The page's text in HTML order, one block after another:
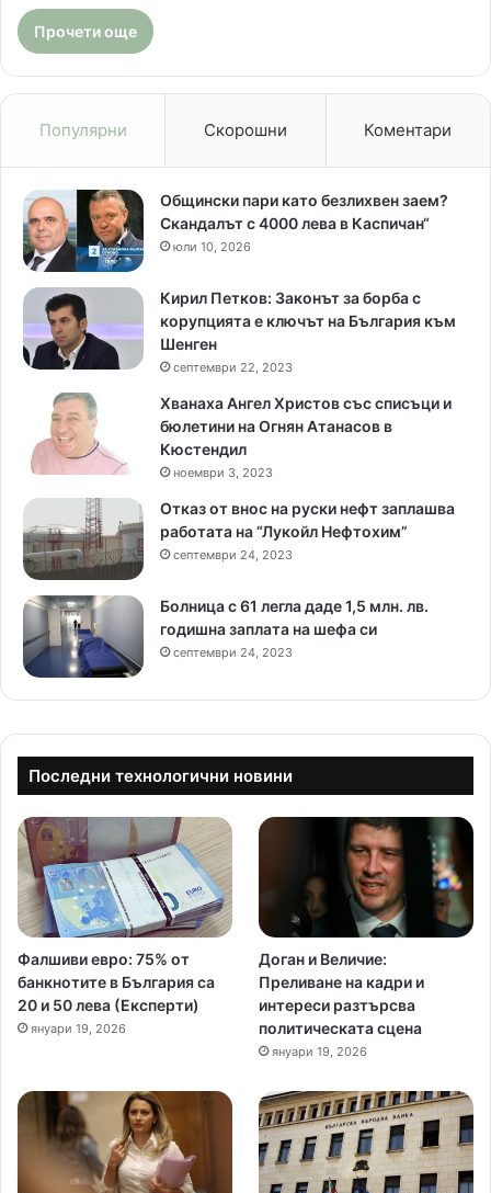
Прочети още
Популярни Скорошни Коментари
Общински пари като безлихвен заем?
Скандалът с 4000 лева в Каспичан“
юли 10, 2026
Кирил Петков: Законът за борба с
корупцията е ключът на България към
Шенген
септември 22, 2023
Хванаха Ангел Христов със списъци и
бюлетини на Огнян Атанасов в
Кюстендил
ноември 3, 2023
Отказ от внос на руски нефт заплашва
работата на “Лукойл Нефтохим”
септември 24, 2023
Болница с 61 легла даде 1,5 млн. лв.
годишна заплата на шефа си
септември 24, 2023
Последни технологични новини
Фалшиви евро: 75% от
банкнотите в България са
20 и 50 лева (Експерти)
януари 19, 2026
Доган и Величие:
Преливане на кадри и
интереси разтърсва
политическата сцена
януари 19, 2026